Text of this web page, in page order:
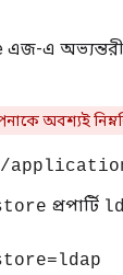
এ
অবশ্যই
প্রপার্টি